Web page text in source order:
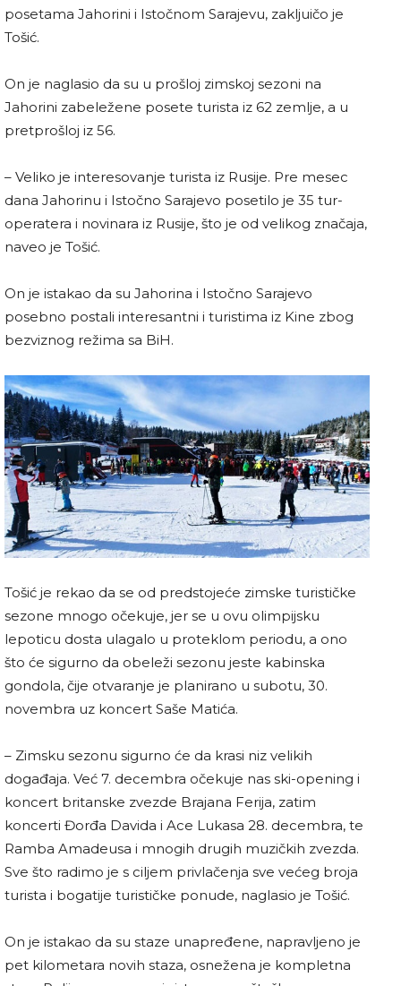
posetama Jahorini i Istočnom Sarajevu, zakljuičo je
Tošić.
On je naglasio da su u prošloj zimskoj sezoni na
Jahorini zabeležene posete turista iz 62 zemlje, a u
pretprošloj iz 56.
– Veliko je interesovanje turista iz Rusije. Pre mesec
dana Jahorinu i Istočno Sarajevo posetilo je 35 tur-
operatera i novinara iz Rusije, što je od velikog značaja,
naveo je Tošić.
On je istakao da su Jahorina i Istočno Sarajevo
posebno postali interesantni i turistima iz Kine zbog
bezviznog režima sa BiH.
Tošić je rekao da se od predstojeće zimske turističke
sezone mnogo očekuje, jer se u ovu olimpijsku
lepoticu dosta ulagalo u proteklom periodu, a ono
što će sigurno da obeleži sezonu jeste kabinska
gondola, čije otvaranje je planirano u subotu, 30.
novembra uz koncert Saše Matića.
– Zimsku sezonu sigurno će da krasi niz velikih
događaja. Već 7. decembra očekuje nas ski-opening i
koncert britanske zvezde Brajana Ferija, zatim
koncerti Đorđa Davida i Ace Lukasa 28. decembra, te
Ramba Amadeusa i mnogih drugih muzičkih zvezda.
Sve što radimo je s ciljem privlačenja sve većeg broja
turista i bogatije turističke ponude, naglasio je Tošić.
On je istakao da su staze unapređene, napravljeno je
pet kilometara novih staza, osnežena je kompletna